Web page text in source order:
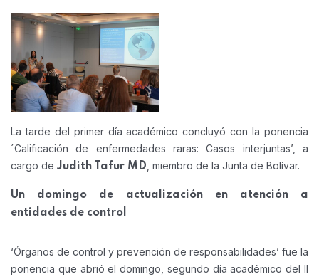
La tarde del primer día académico concluyó con la ponencia
´Calificación de enfermedades raras: Casos interjuntas’, a
cargo de Judith Tafur MD , miembro de la Junta de Bolívar.
Un domingo de actualización en atención a
entidades de control
‘Órganos de control y prevención de responsabilidades’ fue la
ponencia que abrió el domingo, segundo día académico del II